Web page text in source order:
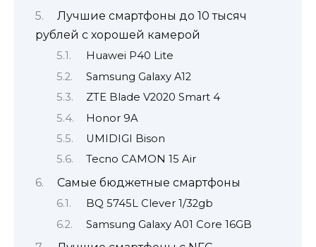
Лучшие смартфоны до 10 тысяч
рублей с хорошей камерой
Huawei P40 Lite
Samsung Galaxy A12
ZTE Blade V2020 Smart 4
Honor 9A
UMIDIGI Bison
Tecno CAMON 15 Air
Самые бюджетные смартфоны
BQ 5745L Clever 1/32gb
Samsung Galaxy A01 Core 16GB